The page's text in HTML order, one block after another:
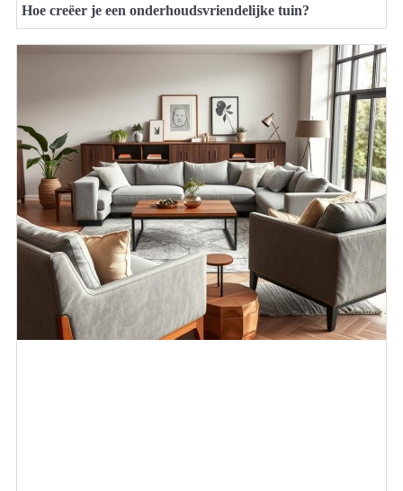
Hoe creëer je een onderhoudsvriendelijke tuin?